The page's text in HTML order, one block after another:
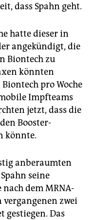
dass Spahn geht.
hatte dieser in
angekündigt, die
Biontech zu
könnten
pro Woche
Impfteams
jetzt, dass die
Booster-
könnte.
anberaumten
seine
dem MRNA-
zwei
gestiegen. Das